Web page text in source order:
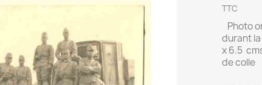
TTC
Photo
durant la
x 6.5
de